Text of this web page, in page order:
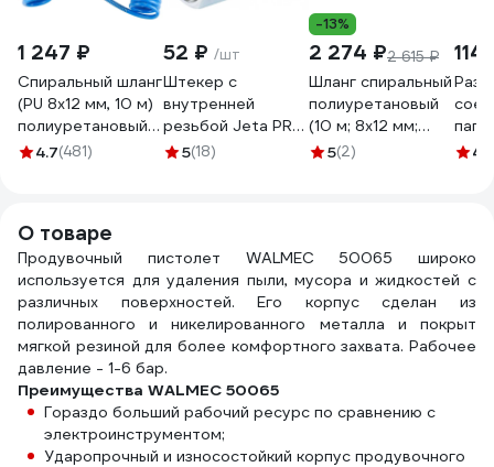
1 247 ₽
Спиральный шланг
(PU 8x12 мм, 10 м)
полиуретановый
NORM PU ASN-10
4.7(481)
52 ₽ /шт
Штекер с
внутренней
резьбой Jeta PRO
m1/4", для
5(18)
-13%
2 274 ₽2 615 ₽
Шланг спиральный
полиуретановый
(10 м; 8x12 мм;
резьба 1/4F)
5(2)
114
G-4.9
О товаре
Продувочный пистолет WALMEC 50065 широко
используется для удаления пыли, мусора и жидкостей с
различных поверхностей. Его корпус сделан из
полированного и никелированного металла и покрыт
мягкой резиной для более комфортного захвата. Рабочее
давление - 1-6 бар.
Преимущества WALMEC 50065
Гораздо больший рабочий ресурс по сравнению с
электроинструментом;
Ударопрочный и износостойкий корпус продувочного